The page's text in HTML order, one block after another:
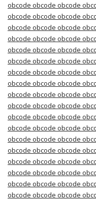
obcode obcode obcode
obcode obcode obcode
obcode obcode obcode
obcode obcode obcode
obcode obcode obcode
obcode obcode obcode
obcode obcode obcode
obcode obcode obcode
obcode obcode obcode
obcode obcode obcode
obcode obcode obcode
obcode obcode obcode
obcode obcode obcode
obcode obcode obcode
obcode obcode obcode
obcode obcode obcode
obcode obcode obcode
obcode obcode obcode